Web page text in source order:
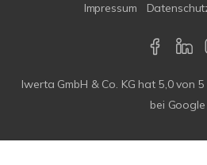
Impressum
Iwerta GmbH & Co. KG hat 5,0von 5
bei Google